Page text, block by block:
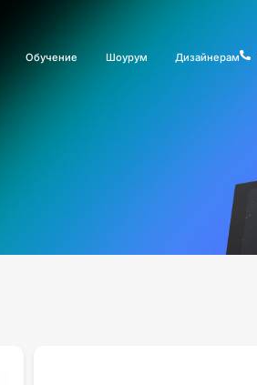
Обучение Шоурум Дизайнерам